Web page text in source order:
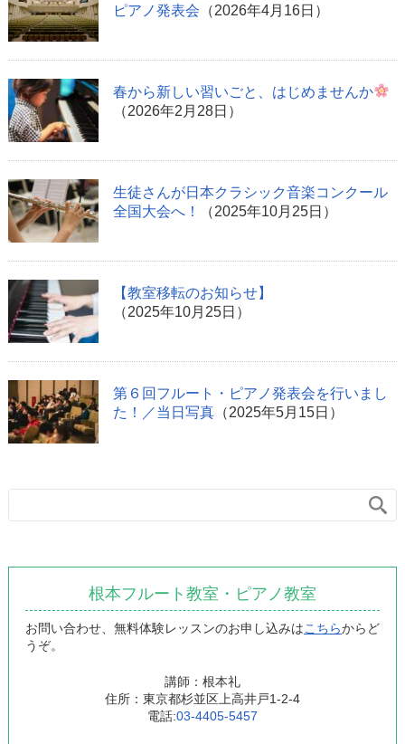
ピアノ発表会 （2026年4月16日）
春から新しい習いごと、はじめませんか
（2026年2月28日）
生徒さんが日本クラシック音楽コンクール
全国大会へ！
（2025年10月25日）
【教室移転のお知らせ】
（2025年10月25日）
第６回フルート・ピアノ発表会を行いまし
た！／当日写真（2025年5月15日）
根本フルート教室・ピアノ教室
お問い合わせ、無料体験レッスンのお申し込みはこちらからど
うぞ。
講師：根本礼
住所：東京都杉並区上高井戸1-2-4
電話:03-4405-5457